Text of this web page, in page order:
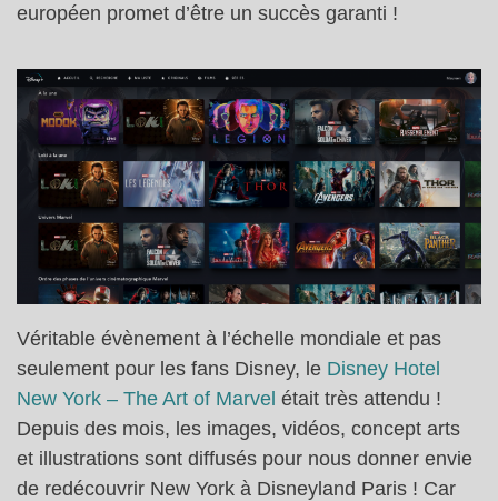
européen promet d’être un succès garanti !
Véritable évènement à l’échelle mondiale et pas
seulement pour les fans Disney, le Disney Hotel
New York – The Art of Marvel était très attendu !
Depuis des mois, les images, vidéos, concept arts
et illustrations sont diffusés pour nous donner envie
de redécouvrir New York à Disneyland Paris ! Car